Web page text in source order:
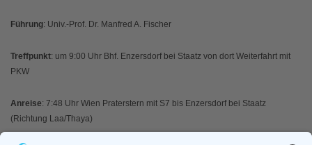
Führung: Univ.-Prof. Dr. Manfred A. Fischer
Treffpunkt: um 9:00 Uhr Bhf. Enzersdorf bei Staatz von dort Weiterfahrt mit
PKW
Anreise: 7:48 Uhr Wien Praterstern mit S7 bis Enzersdorf bei Staatz
(Richtung Laa/Thaya)